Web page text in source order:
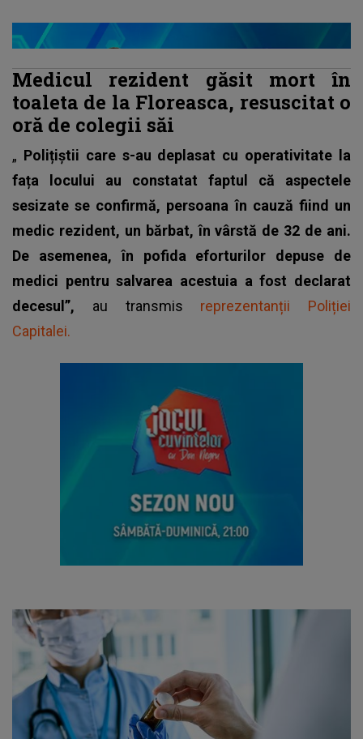
Medicul rezident găsit mort în
toaleta de la Floreasca, resuscitat o
oră de colegii săi
„ Polițiștii care s-au deplasat cu operativitate la
fața locului au constatat faptul că aspectele
sesizate se confirmă, persoana în cauză fiind un
medic rezident, un bărbat, în vârstă de 32 de ani.
De asemenea, în pofida eforturilor depuse de
medici pentru salvarea acestuia a fost declarat
decesul”, au transmis reprezentanții Poliției
Capitalei.